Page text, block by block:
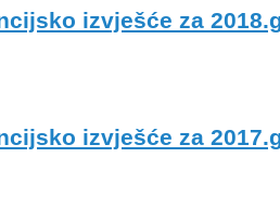
izvješće za
izvješće za